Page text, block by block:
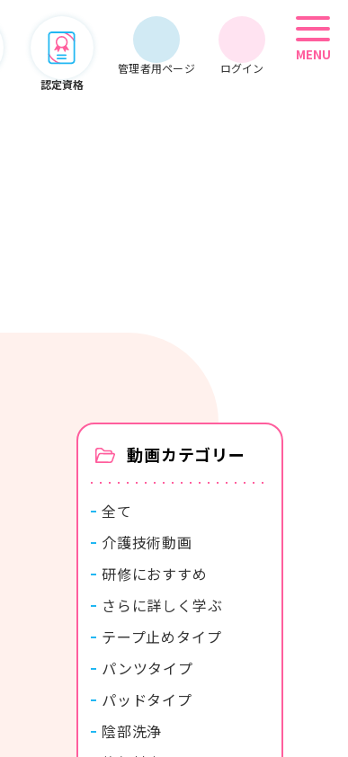
認定資格
管理者用ページ ログイン
MENU
紙おむつの選び方使い方
動画カテゴリー
全て
介護技術動画
研修におすすめ
さらに詳しく学ぶ
テープ止めタイプ
パンツタイプ
パッドタイプ
陰部洗浄